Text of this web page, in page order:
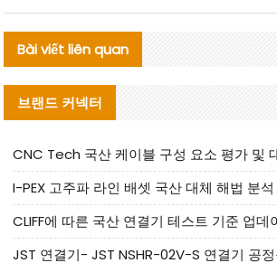
Bài viết liên quan
브랜드 커넥터
I-PEX 고주파 라인 배셋 국산 대체 해법 분석
CLIFF에 따른 국산 연결기 테스트 기준 업데